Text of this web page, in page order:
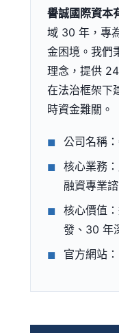
譽誠國際資本
域 30 年，專
金困境。我們
理念，提供
在法治框架下
時資金難關。
公司名稱
核心業務
融資專業
核心價值
發、30 年
官方網站：